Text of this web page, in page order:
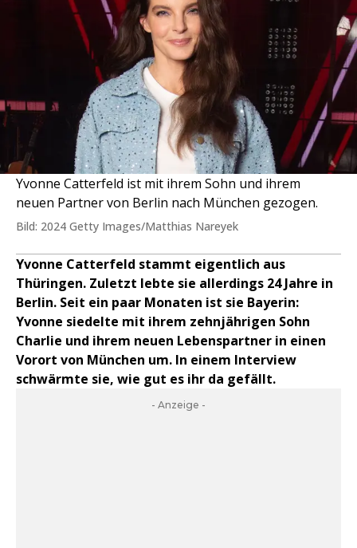
Yvonne Catterfeld ist mit ihrem Sohn und ihrem
neuen Partner von Berlin nach München gezogen.
Bild: 2024 Getty Images/Matthias Nareyek
Yvonne Catterfeld stammt eigentlich aus
Thüringen. Zuletzt lebte sie allerdings 24 Jahre in
Berlin. Seit ein paar Monaten ist sie Bayerin:
Yvonne siedelte mit ihrem zehnjährigen Sohn
Charlie und ihrem neuen Lebenspartner in einen
Vorort von München um. In einem Interview
schwärmte sie, wie gut es ihr da gefällt.
- Anzeige -